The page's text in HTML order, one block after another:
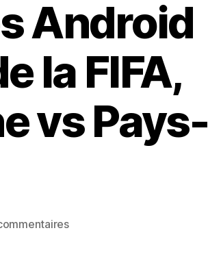
Android
la FIFA,
vs Pays-
sur